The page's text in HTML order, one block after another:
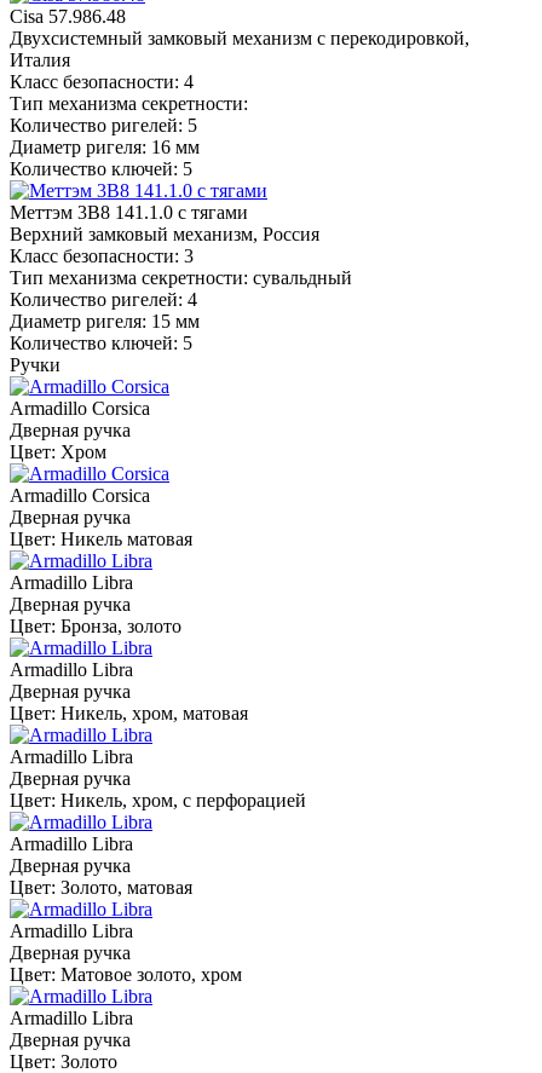
Cisa 57.986.48
Двухсистемный замковый механизм с перекодировкой,
Италия
Класс безопасности: 4
Тип механизма секретности:
Количество ригелей: 5
Диаметр ригеля: 16 мм
Количество ключей: 5
Меттэм 3В8 141.1.0 с тягами
Верхний замковый механизм, Россия
Класс безопасности: 3
Тип механизма секретности: сувальдный
Количество ригелей: 4
Диаметр ригеля: 15 мм
Количество ключей: 5
Ручки
Armadillo Corsica
Дверная ручка
Цвет: Хром
Armadillo Corsica
Дверная ручка
Цвет: Никель матовая
Armadillo Libra
Дверная ручка
Цвет: Бронза, золото
Armadillo Libra
Дверная ручка
Цвет: Никель, хром, матовая
Armadillo Libra
Дверная ручка
Цвет: Никель, хром, с перфорацией
Armadillo Libra
Дверная ручка
Цвет: Золото, матовая
Armadillo Libra
Дверная ручка
Цвет: Матовое золото, хром
Armadillo Libra
Дверная ручка
Цвет: Золото